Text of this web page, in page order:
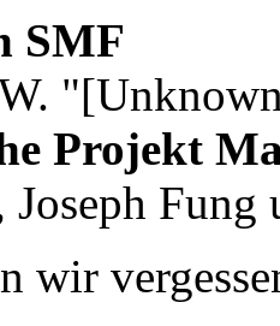
SMF
Projekt
wir